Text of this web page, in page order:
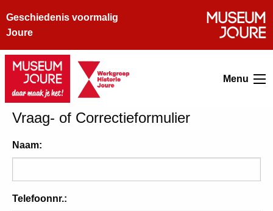
Geschiedenis voormalig
Joure
Menu
Vraag- of Correctieformulier
Naam:
Telefoonnr.: